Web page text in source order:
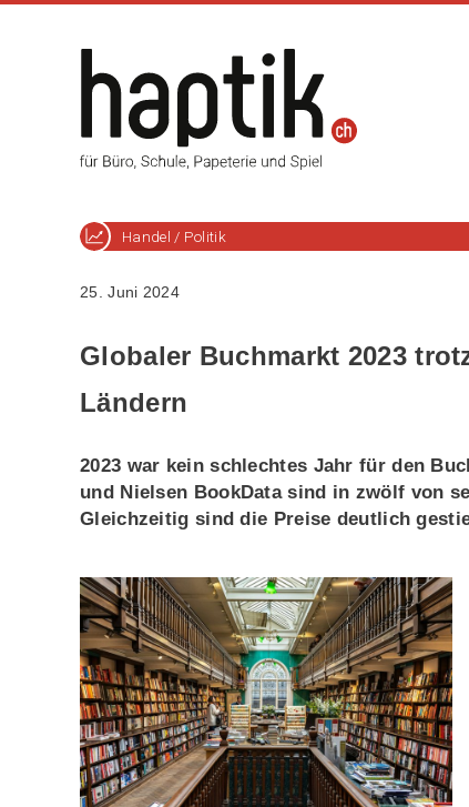
Handel / Politik
25. Juni 2024
Globaler Buchmarkt 2023
Ländern
2023 war kein schlechtes Jahr für den
und Nielsen BookData sind in zwölf von
Gleichzeitig sind die Preise deutlich